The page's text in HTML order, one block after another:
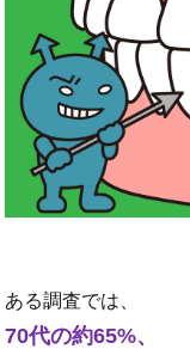
ある調査では、
70代の約65%、